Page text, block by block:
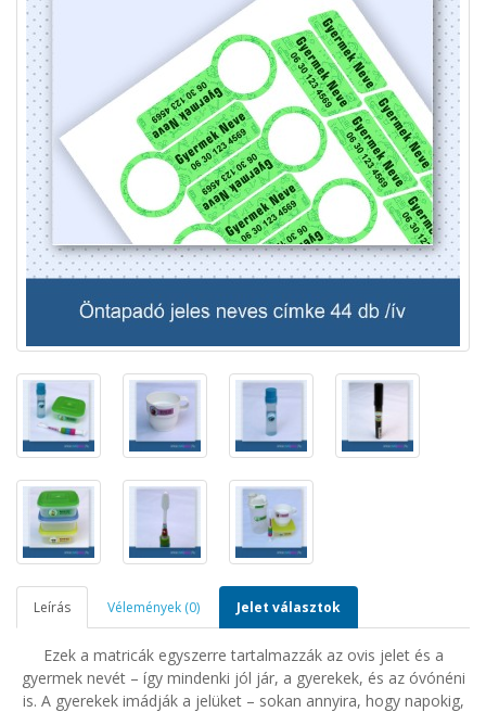
Leírás Vélemények (0) Jelet választok
Ezek a matricák egyszerre tartalmazzák az ovis jelet és a
gyermek nevét – így mindenki jól jár, a gyerekek, és az óvónéni
is. A gyerekek imádják a jelüket – sokan annyira, hogy napokig,